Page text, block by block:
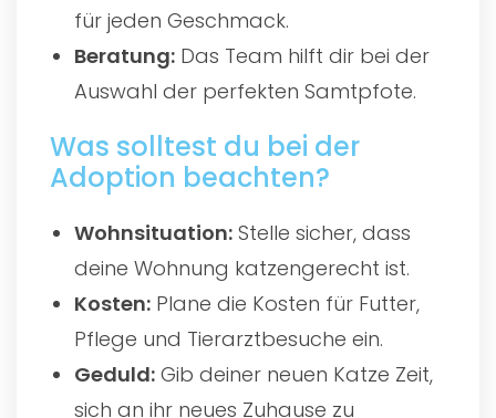
für jeden Geschmack.
Beratung: Das Team hilft dir bei der
Auswahl der perfekten Samtpfote.
Was solltest du bei der
Adoption beachten?
Wohnsituation: Stelle sicher, dass
deine Wohnung katzengerecht ist.
Kosten: Plane die Kosten für Futter,
Pflege und Tierarztbesuche ein.
Geduld: Gib deiner neuen Katze Zeit,
sich an ihr neues Zuhause zu